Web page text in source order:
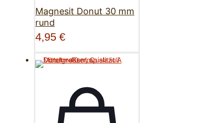
Magnesit Donut 30 mm
rund
4,95 €